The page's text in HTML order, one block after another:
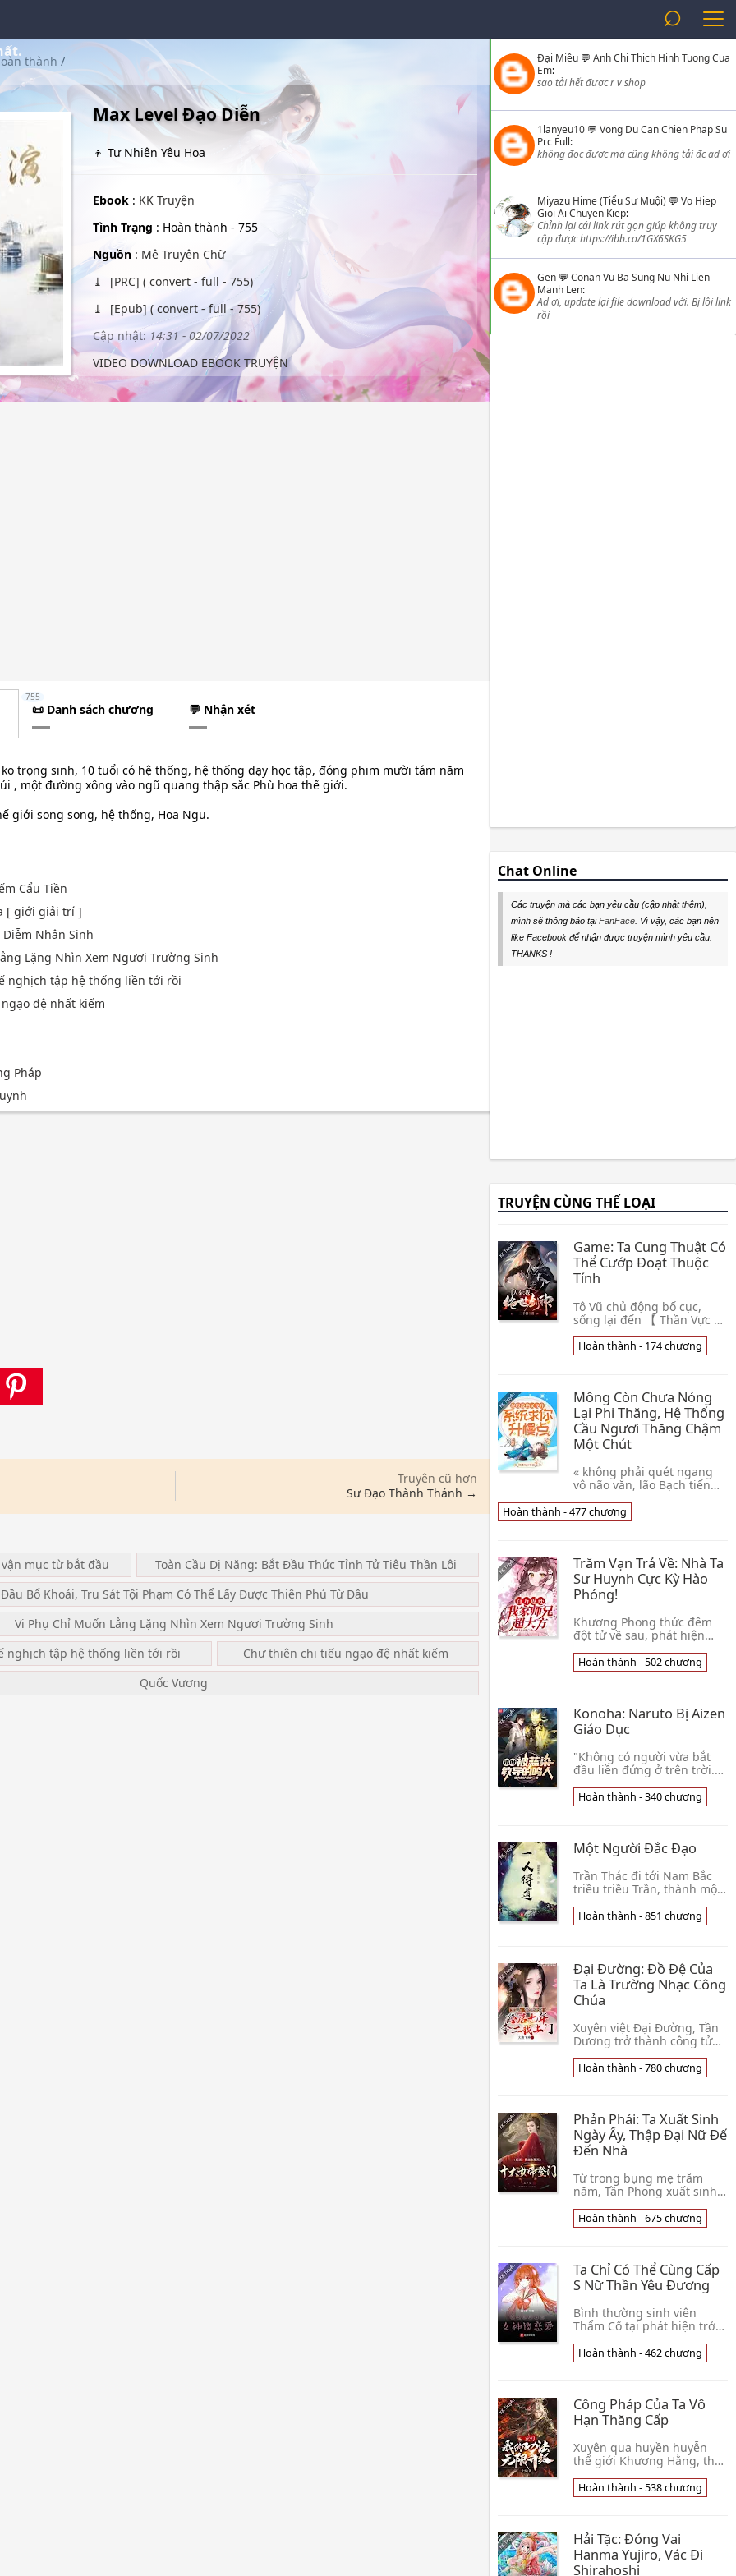
⌕
thành /
Max Level Đạo Diễn
👦 Tư Nhiên Yêu Hoa
Ebook : KK Truyện
Tình Trạng : Hoàn thành - 755
Nguồn: Mê Truyện Chữ
[PRC] ( convert - full - 755)
[Epub] ( convert - full - 755)
Cập nhật:14:31 - 02/07/2022
VIDEO DOWNLOAD EBOOK TRUYỆN
📜 Danh sách chương
755
💬 Nhận xét
trọng sinh, 10 tuổi có hệ thống, hệ thống dạy học tập, đóng phim mười tám năm
, một đường xông vào ngũ quang thập sắc Phù hoa thế giới.
giới song song, hệ thống, Hoa Ngu.
Cẩu Tiền
[ giới giải trí ]
Nhân Sinh
Lặng Nhìn Xem Ngươi Trường Sinh
nghịch tập hệ thống liền tới rồi
đệ nhất kiếm
Pháp
Truyện cũ hơn
Sư Đạo Thành Thánh →
mục từ bắt đầu
Toàn Cầu Dị Năng: Bắt Đầu Thức Tỉnh Tử Tiêu Thần Lôi
Bổ Khoái, Tru Sát Tội Phạm Có Thể Lấy Được Thiên Phú Từ Đầu
Vi Phụ Chỉ Muốn Lẳng Lặng Nhìn Xem Ngươi Trường Sinh
nghịch tập hệ thống liền tới rồi
Chư thiên chi tiếu ngạo đệ nhất kiếm
Quốc Vương
Đại Miêu 💬 Anh Chi Thich Hinh Tuong Cua
Em:
sao tải hết được r v shop
1lanyeu10 💬 Vong Du Can Chien Phap Su
Prc Full:
không đọc được mà cũng không tải đc ad ơi
Miyazu Hime (Tiểu Sư Muội) 💬 Vo Hiep
Gioi Ai Chuyen Kiep:
Chỉnh lại cái link rút gọn giúp không truy
cập được https://ibb.co/1GX6SKG5
Gen 💬 Conan Vu Ba Sung Nu Nhi Lien
Manh Len:
Ad ơi, update lại file download với. Bị lỗi link
rồi
Chat Online
Các truyện mà các bạn yêu cầu (cập nhật thêm),
mình sẽ thông báo tạiFanFace . Vì vậy, các bạn nên
like Facebook để nhận được truyện mình yêu cầu.
THANKS !
TRUYỆN CÙNG THỂ LOẠI
Game: Ta Cung Thuật Có
Thể Cướp Đoạt Thuộc
Tính
Tô Vũ chủ động bố cục,
sống lại đến 【 Thần Vực 】
thức tỉnh vô thượng cấp
thiên phú. 【 Lược Thiên
Hoàn thành - 174 chương
Mông Còn Chưa Nóng
Lại Phi Thăng, Hệ Thống
Cầu Ngươi Thăng Chậm
Một Chút
« không phải quét ngang
vô não văn, lão Bạch tiến
qua dị giới, giác tỉnh
nghịch thiên hệ thống. Chư
Hoàn thành - 477 chương
Trăm Vạn Trả Về: Nhà Ta
Sư Huynh Cực Kỳ Hào
Phóng!
Khương Phong thức đêm
đột tử về sau, phát hiện
một cái trong tiên hiệp trò
chơi, mà chính mình thành
Hoàn thành - 502 chương
Konoha: Naruto Bị Aizen
Giáo Dục
"Không có người vừa bắt
đầu liền đứng ở trên trời."
Nhẫn Giới Chi Thần."
"Nhưng này Thiên Chi
Quan
Hoàn thành - 340 chương
Một Người Đắc Đạo
Trần Thác đi tới Nam Bắc
triều triều Trần, thành một
nên đi là lịch sử lộ tuyến,
không nghĩ tới họa phong
Hoàn thành - 851 chương
Đại Đường: Đồ Đệ Của
Ta Là Trường Nhạc Công
Chúa
Xuyên việt Đại Đường, Tần
Dương trở thành công tử
cái hoàn khố công tử,
hưởng hết cả đời phú quý,
Hoàn thành - 780 chương
Phản Phái: Ta Xuất Sinh
Ngày Ấy, Thập Đại Nữ Đế
Đến Nhà
Từ trong bụng mẹ trăm
năm, Tần Phong xuất sinh
hoành không, đi vào Tần
gia cái gì Chân Long chi
Hoàn thành - 675 chương
Ta Chỉ Có Thể Cùng Cấp
S Nữ Thần Yêu Đương
Bình thường sinh viên
Thẩm Cố tại phát hiện trở
sau, ngoài ý muốn thu
hoạch được yêu đương hệ
Hoàn thành - 462 chương
Công Pháp Của Ta Vô
Hạn Thăng Cấp
Xuyên qua huyền huyễn
thế giới Khương Hằng, thức
hệ thống, có thể dùng tiềm
năng điểm vô hạn thăng
Hoàn thành - 538 chương
Hải Tặc: Đóng Vai
Hanma Yujiro, Vác Đi
Shirahoshi